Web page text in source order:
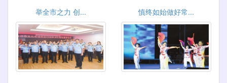
举全市之力 创... 慎终如始做好常...